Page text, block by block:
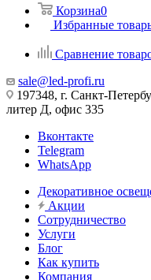
Корзина0
Избранные
Сравнение
sale@led-profi.ru
197348, г. Санкт-
литер Д, офис 335
Вконтакте
Telegram
WhatsApp
Декоративное
Акции
Сотрудничество
Услуги
Блог
Как купить
Компания